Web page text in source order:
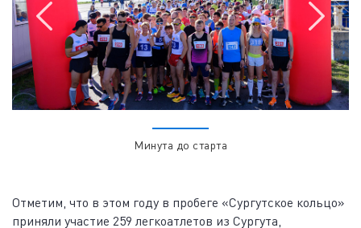
Минута до старта
Отметим, что в этом году в пробеге «Сургутское кольцо»
приняли участие 259 легкоатлетов из Сургута,